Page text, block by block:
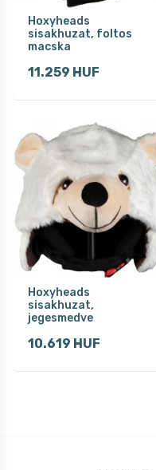
Hoxyheads
sisakhuzat, foltos
macska
11.259 HUF
Hoxyheads
sisakhuzat,
jegesmedve
10.619 HUF